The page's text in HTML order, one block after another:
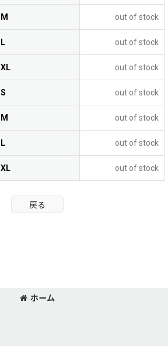
M out of stock
L out of stock
XL out of stock
S out of stock
M out of stock
L out of stock
XL out of stock
戻る
ホーム